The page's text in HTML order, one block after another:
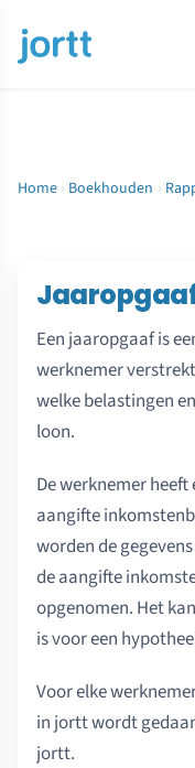
Home › Boekhouden ›
Een jaaropgaaf is
werknemer
welke belastingen
loon.
De werknemer
aangifte
worden de
de aangifte
opgenomen. Het
is voor een
Voor elke
in jortt wordt
jortt.